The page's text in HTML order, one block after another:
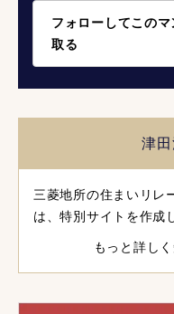
フォローしてこの
取る
津
三菱地所の住まいリレ
は、特別サイトを作成
もっと詳し